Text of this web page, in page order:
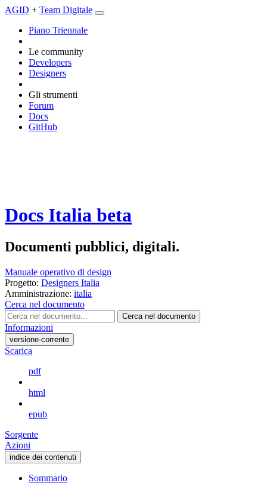
AGID + Team Digitale
Piano Triennale
Le community
Developers
Designers
Gli strumenti
Forum
Docs
GitHub
Docs Italia beta
Documenti pubblici, digitali.
Manuale operativo di design
Progetto: Designers Italia
Amministrazione: italia
Cerca nel documento
Cerca nel documento
Informazioni
versione-corrente
Scarica
pdf
html
epub
Sorgente
Azioni
indice dei contenuti
Sommario